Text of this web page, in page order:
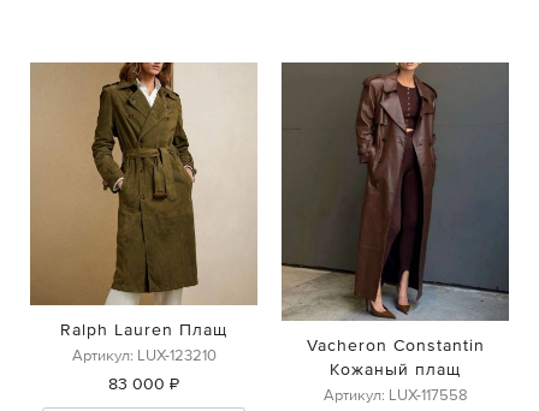
Ralph Lauren Плащ
Артикул: LUX-123210
83 000 ₽
Vacheron Constantin
Кожаный плащ
Артикул: LUX-117558